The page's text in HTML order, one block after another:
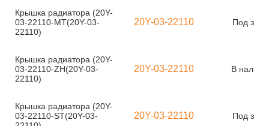
Крышка радиатора (20Y-
03-22110-MT(20Y-03-
22110)
20Y-03-22110 Под
Крышка радиатора (20Y-
03-22110-ZH(20Y-03-
22110)
20Y-03-22110 В
Крышка радиатора (20Y-
03-22110-ST(20Y-03-
20Y-03-22110 Под